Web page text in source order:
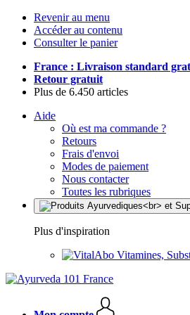
Revenir au menu
Accéder au contenu
Consulter le panier
France : Livraison standard
Retour gratuit
Plus de 6.450 articles
Aide
Où est ma commande ?
Retours
Frais d'envoi
Modes de paiement
Nous contacter
Toutes les rubriques
Plus d'inspiration
Vitamines,